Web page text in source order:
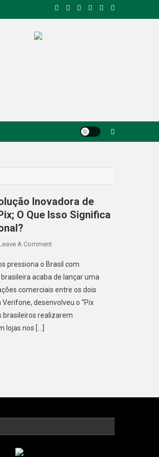
Inovadora de
O Que Isso Significa
A CommentOn
Brasileira
Lança
Solução
Inovadora
De
Que
Significa
pressiona o Brasil com
acaba de lançar uma
comerciais entre os dois
desenvolveu o “Pix
brasileiros realizarem
lojas nos […]